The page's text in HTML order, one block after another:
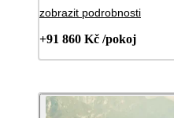
zobrazit podrobnosti
+91 860 Kč /pokoj